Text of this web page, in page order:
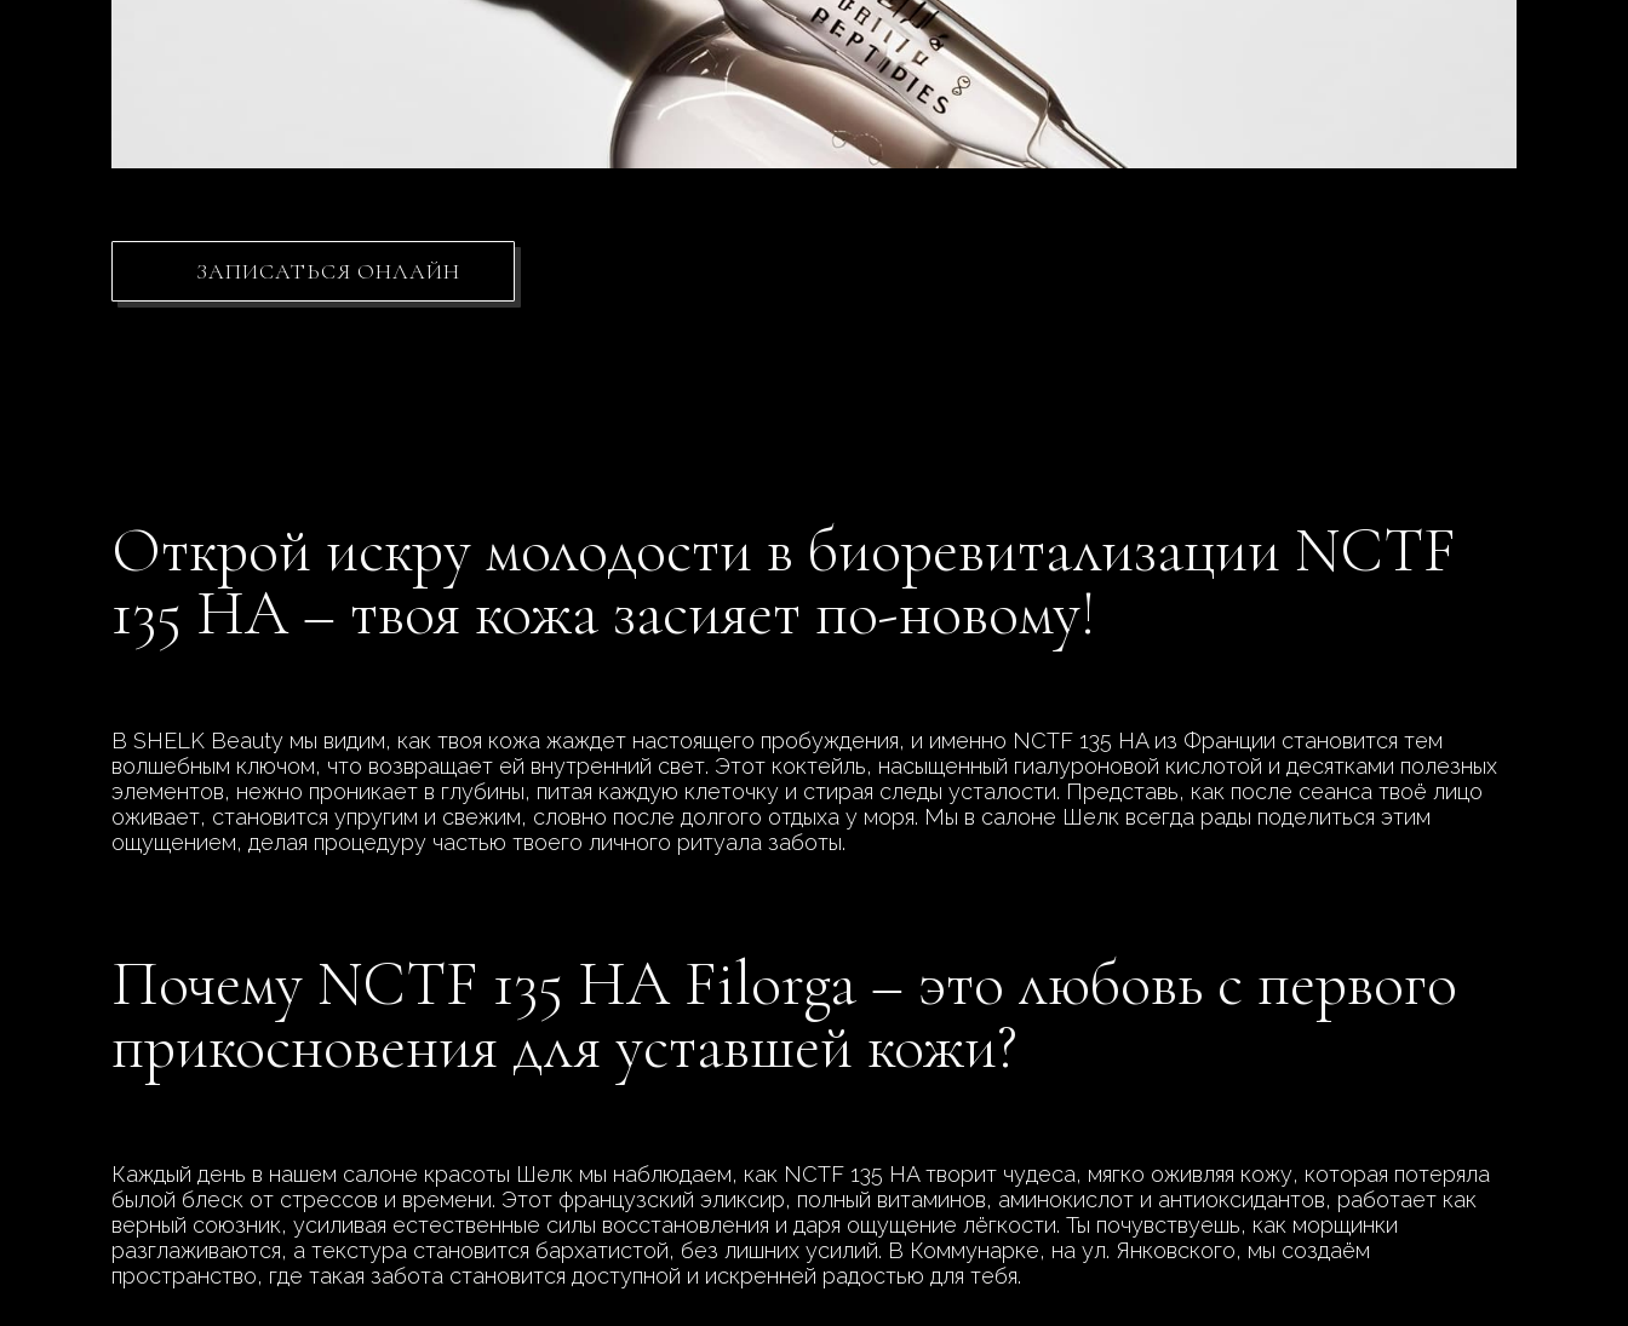
ЗАПИСАТЬСЯ ОНЛАЙН
Открой искру молодости в биоревитализации NCTF
135 HA – твоя кожа засияет по-новому!
В SHELK Beauty мы видим, как твоя кожа жаждет настоящего пробуждения, и именно NCTF 135 HA из Франции становится тем
волшебным ключом, что возвращает ей внутренний свет. Этот коктейль, насыщенный гиалуроновой кислотой и десятками полезных
элементов, нежно проникает в глубины, питая каждую клеточку и стирая следы усталости. Представь, как после сеанса твоё лицо
оживает, становится упругим и свежим, словно после долгого отдыха у моря. Мы в салоне Шелк всегда рады поделиться этим
ощущением, делая процедуру частью твоего личного ритуала заботы.
Почему NCTF 135 HA Filorga – это любовь с первого
прикосновения для уставшей кожи?
Каждый день в нашем салоне красоты Шелк мы наблюдаем, как NCTF 135 HA творит чудеса, мягко оживляя кожу, которая потеряла
былой блеск от стрессов и времени. Этот французский эликсир, полный витаминов, аминокислот и антиоксидантов, работает как
верный союзник, усиливая естественные силы восстановления и даря ощущение лёгкости. Ты почувствуешь, как морщинки
разглаживаются, а текстура становится бархатистой, без лишних усилий. В Коммунарке, на ул. Янковского, мы создаём
пространство, где такая забота становится доступной и искренней радостью для тебя.